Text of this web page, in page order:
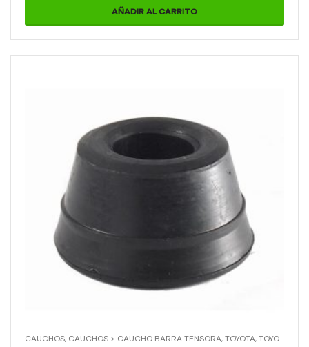
AÑADIR AL CARRITO
CAUCHOS, CAUCHOS > CAUCHO BARRA TENSORA,TOYOTA,TOYOTA > HILUX 4X2